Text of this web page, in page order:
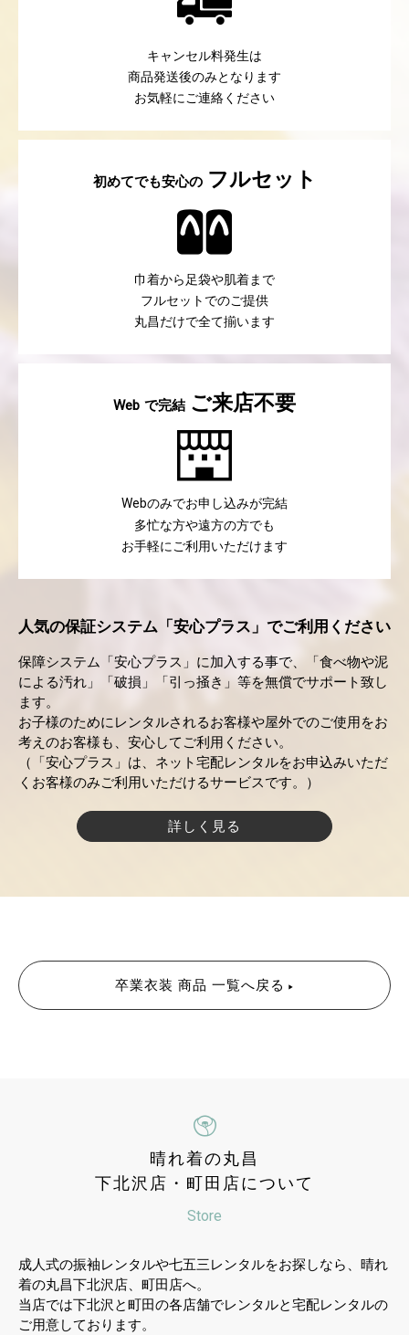
キャンセル料発生は
商品発送後のみとなります
お気軽にご連絡ください
初めてでも安心の フルセット
巾着から足袋や肌着まで
フルセットでのご提供
丸昌だけで全て揃います
Web で完結 ご来店不要
Webのみでお申し込みが完結
多忙な方や遠方の方でも
お手軽にご利用いただけます
人気の保証システム「安心プラス」でご利用ください
保障システム「安心プラス」に加入する事で、「食べ物や泥
による汚れ」「破損」「引っ掻き」等を無償でサポート致し
ます。
お子様のためにレンタルされるお客様や屋外でのご使用をお
考えのお客様も、安心してご利用ください。
（「安心プラス」は、ネット宅配レンタルをお申込みいただ
くお客様のみご利用いただけるサービスです。）
詳しく見る
卒業衣装 商品 一覧へ戻る
晴れ着の丸昌
下北沢店・町田店について
Store
成人式の振袖レンタルや七五三レンタルをお探しなら、晴れ
着の丸昌下北沢店、町田店へ。
当店では下北沢と町田の各店舗でレンタルと宅配レンタルの
ご用意しております。